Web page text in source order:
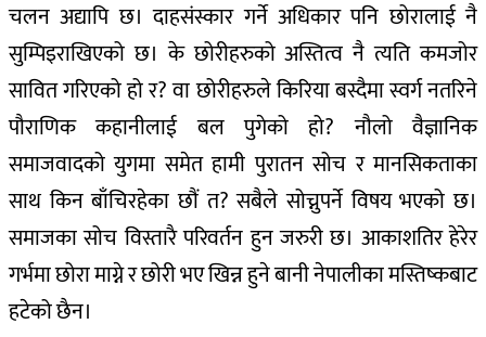
चलन अद्यापि छ। दाहसंस्कार गर्ने अधिकार पनि छोरालाई नै
सुम्पिइराखिएको छ। के छोरीहरुको अस्तित्व नै त्यति कमजोर
सावित गरिएको हो र? वा छोरीहरुले किरिया बस्दैमा स्वर्ग नतरिने
पौराणिक कहानीलाई बल पुगेको हो? नौलो वैज्ञानिक
समाजवादको युगमा समेत हामी पुरातन सोच र मानसिकताका
साथ किन बाँचिरहेका छौं त? सबैले सोच्नुपर्ने विषय भएको छ।
समाजका सोच विस्तारै परिवर्तन हुन जरुरी छ। आकाशतिर हेरेर
गर्भमा छोरा माग्ने र छोरी भए खिन्न हुने बानी नेपालीका मस्तिष्कबाट
हटेको छैन।